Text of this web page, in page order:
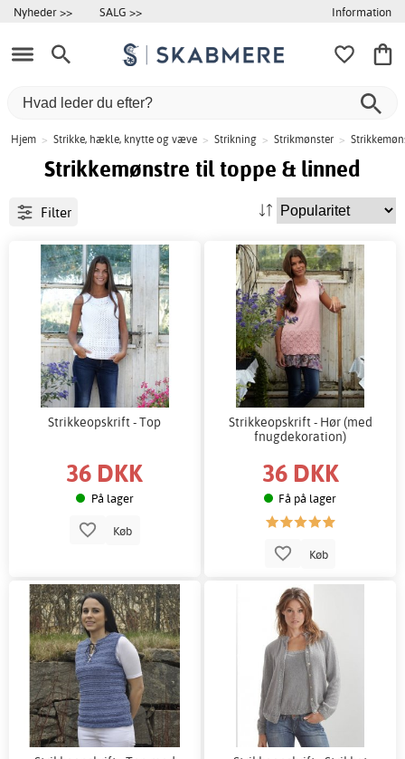
Nyheder >> SALG >> Information
Hjem > Strikke, hækle, knytte og væve > Strikning > Strikmønster >
Strikkemønstre til toppe & linned
Filter
Strikkeopskrift - Top
36 DKK
På lager
Køb
Strikkeopskrift - Hør (med
fnugdekoration)
36 DKK
Få på lager
Køb